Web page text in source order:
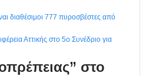
διαθέσιμοι 777 πυροσβέστες από
Αττικής στο 5ο Συνέδριο για
στο